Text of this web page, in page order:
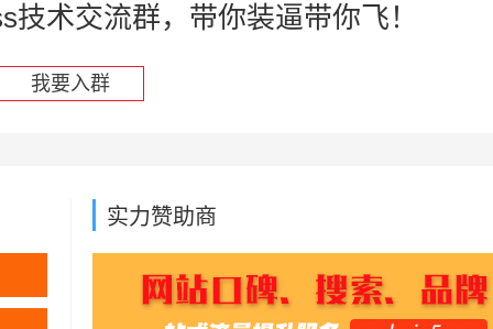
术交流群，带你装逼带你飞！
我要入群
实力赞助商